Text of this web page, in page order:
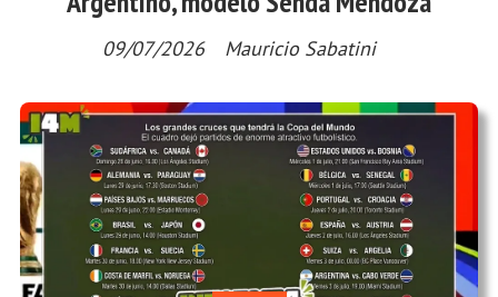
Mauricio Sabatini
09/07/2026